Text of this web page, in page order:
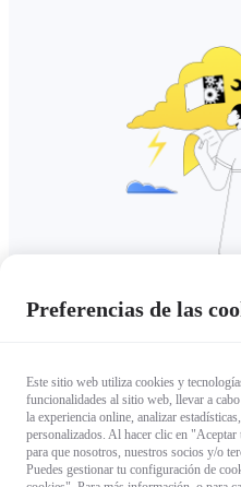
Preferencias de las
Este sitio web utiliza cookies y
funcionalidades al sitio web, llevar a
la experiencia online, analizar
personalizados. Al hacer clic en
para que nosotros, nuestros socios y/o
Puedes gestionar tu configuración de